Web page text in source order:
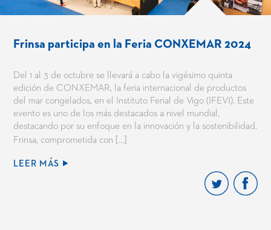
Frinsa participa en la Feria CONXEMAR 2024
Del 1 al 3 de octubre se llevará a cabo la vigésimo quinta
edición de CONXEMAR, la feria internacional de productos
del mar congelados, en el Instituto Ferial de Vigo (IFEVI). Este
evento es uno de los más destacados a nivel mundial,
destacando por su enfoque en la innovación y la sostenibilidad.
Frinsa, comprometida con […]
LEER MÁS ⯈